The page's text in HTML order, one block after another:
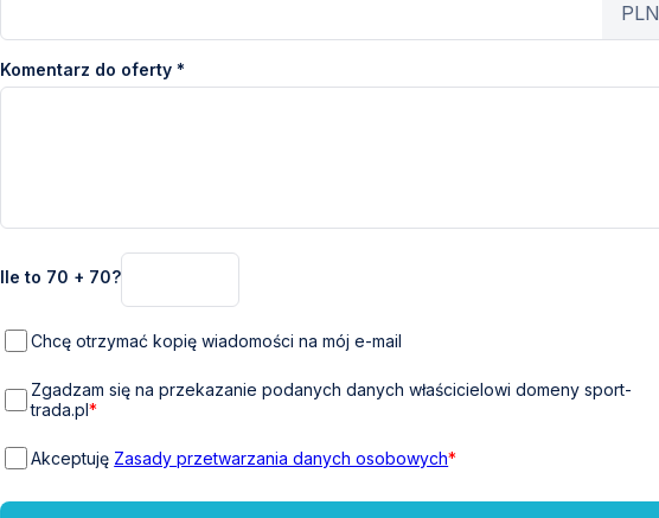
PLN
Komentarz do oferty *
Ile to 70 + 70?
Chcę otrzymać kopię wiadomości na mój e-mail
Zgadzam się na przekazanie podanych danych właścicielowi domeny sport-
trada.pl*
Akceptuję Zasady przetwarzania danych osobowych*